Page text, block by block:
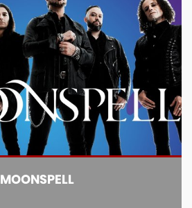
MOONSPELL